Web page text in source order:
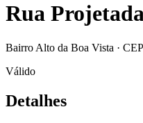
Rua
Bairro Alto da Boa Vista ·
Válido
Detalhes